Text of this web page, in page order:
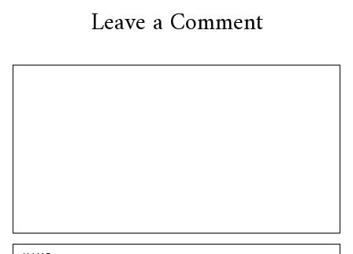
Leave a Comment